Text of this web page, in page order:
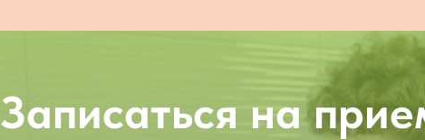
Записаться на